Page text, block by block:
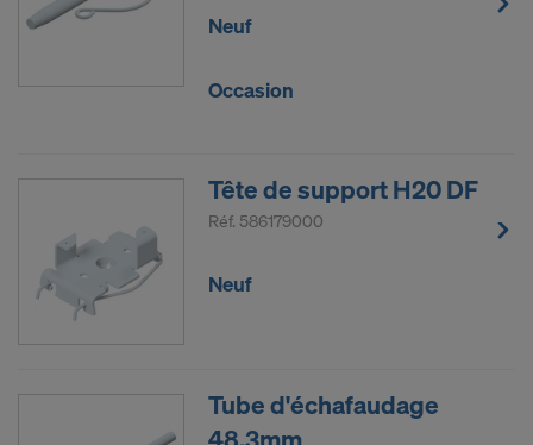
Neuf
Occasion
Tête de support H20 DF
Réf. 586179000
Neuf
Tube d'échafaudage